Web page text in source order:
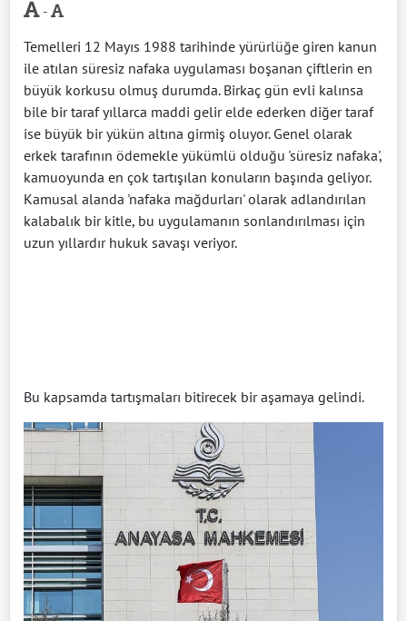
-
Temelleri 12 Mayıs 1988 tarihinde yürürlüğe giren kanun
ile atılan süresiz nafaka uygulaması boşanan çiftlerin en
büyük korkusu olmuş durumda. Birkaç gün evli kalınsa
bile bir taraf yıllarca maddi gelir elde ederken diğer taraf
ise büyük bir yükün altına girmiş oluyor. Genel olarak
erkek tarafının ödemekle yükümlü olduğu 'süresiz nafaka',
kamuoyunda en çok tartışılan konuların başında geliyor.
Kamusal alanda 'nafaka mağdurları' olarak adlandırılan
kalabalık bir kitle, bu uygulamanın sonlandırılması için
uzun yıllardır hukuk savaşı veriyor.
Bu kapsamda tartışmaları bitirecek bir aşamaya gelindi.